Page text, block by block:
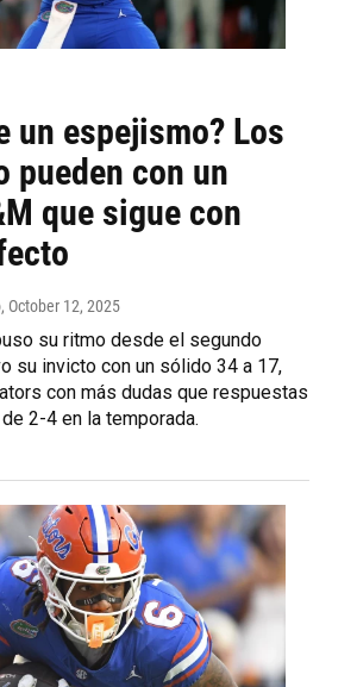
un espejismo? Los
pueden con un
que sigue con
, October 12, 2025
su ritmo desde el segundo
su invicto con un sólido 34 a 17,
con más dudas que respuestas
2-4 en la temporada.